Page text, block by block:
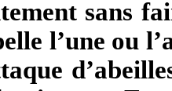
sans
l’une ou